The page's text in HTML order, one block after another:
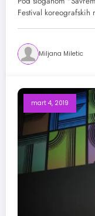
Festival
Miljana Miletic
mart 4, 2019